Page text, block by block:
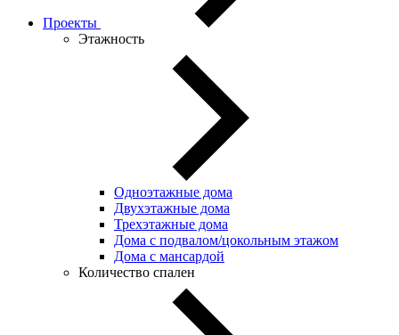
Проекты
Этажность
Одноэтажные дома
Двухэтажные дома
Трехэтажные дома
Дома с подвалом/цокольным этажом
Дома с мансардой
Количество спален